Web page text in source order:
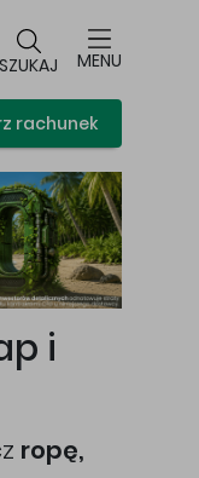
SZUKAJ MENU
rachunek
i
ropę,